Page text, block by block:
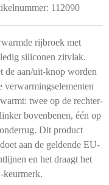
112090
rijbroek met
siliconen zitvlak.
de aan/uit-knop worden
verwarmingselementen
twee op de rechter-
bovenbenen, één op
Dit product
aan de geldende EU-
en het draagt het
keurmerk.